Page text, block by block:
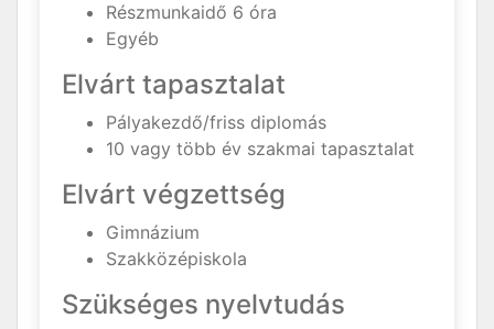
Részmunkaidő 6 óra
Egyéb
Elvárt tapasztalat
Pályakezdő/friss diplomás
10 vagy több év szakmai tapasztalat
Elvárt végzettség
Gimnázium
Szakközépiskola
Szükséges nyelvtudás